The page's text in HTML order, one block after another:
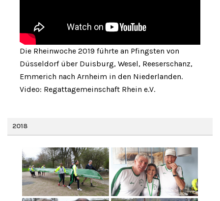
Die Rheinwoche 2019 führte an Pfingsten von
Düsseldorf über Duisburg, Wesel, Reeserschanz,
Emmerich nach Arnheim in den Niederlanden.
Video: Regattagemeinschaft Rhein e.V.
2018